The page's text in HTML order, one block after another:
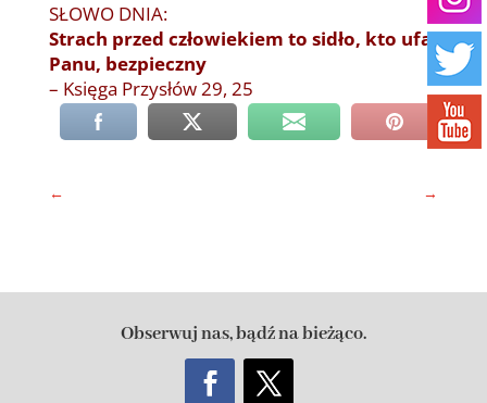
SŁOWO DNIA:
Strach przed człowiekiem to sidło, kto ufa
Panu, bezpieczny
– Księga Przysłów 29, 25
← →
Obserwuj nas, bądź na bieżąco.